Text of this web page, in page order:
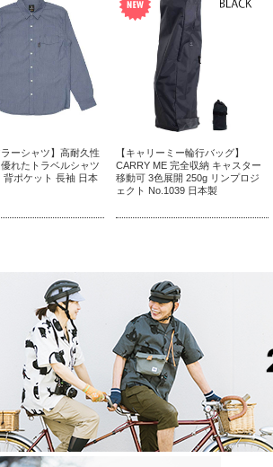
ラーシャツ】高耐久性
れたトラベルシャツ
背ポケット 長袖 日本
【キャリーミー輪行バッグ】
CARRY ME 完全収納 キャスター
移動可 3色展開 250g リンプロジ
ェクト No.1039 日本製